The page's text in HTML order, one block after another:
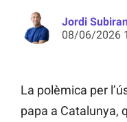
Jordi
08/06/2026
La polèmica per
papa a Catalunya,